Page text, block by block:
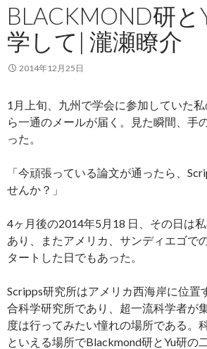
BLACKMOND研と
学して| 瀧瀬瞭介
2014年12月25日
1月上旬、九州で学会に参加していた
ら一通のメールが届く。見た瞬間、手
った。
「今頑張っている論文が通ったら、
せんか？」
4ヶ月後の2014年5月18 日、その日は
あり、またアメリカ、サンディエゴで
タートした日でもあった。
Scripps研究所はアメリカ西海岸に位置
合科学研究所であり、超一流科学者が
度は行ってみたい憧れの場所である。
といえる場所でBlackmond研とYu研の